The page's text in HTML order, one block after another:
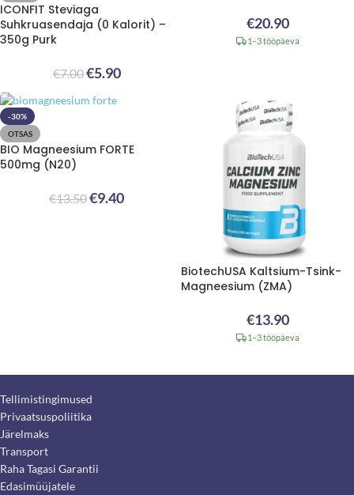
ICONFIT Steviaga
Suhkruasendaja (0 Kalorit) –
350g Purk
€7.00€5.90
€20.90
1–3 tööpäeva
-30%
OTSAS
BIO Magneesium FORTE
500mg (N20)
€13.50€9.40
BiotechUSA Kaltsium-Tsink-
Magneesium (ZMA)
€13.90
1–3 tööpäeva
Tellimistingimused
Privaatsuspoliitika
Järelmaks
Transport
Raha Tagasi Garantii
Edasimüüjatele